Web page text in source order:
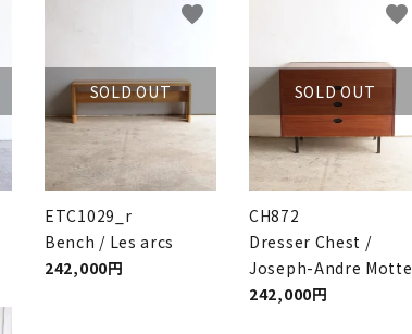
SOLD OUT
ETC1029_r
Bench / Les arcs
242,000円
favorite
SOLD OUT
CH872
Dresser Chest /
Joseph-Andre Motte
242,000円
favorite